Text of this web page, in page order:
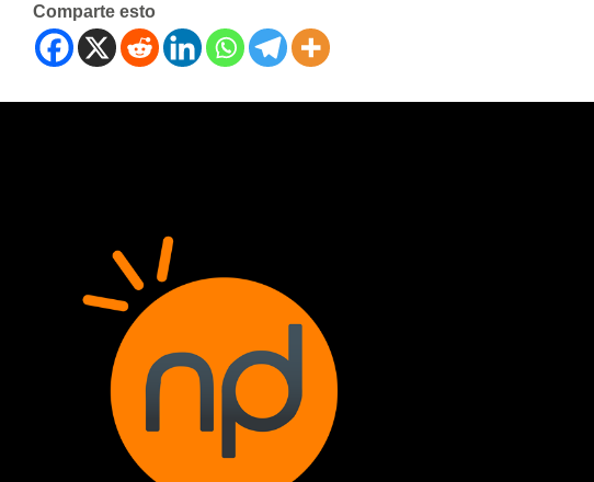
Comparte esto